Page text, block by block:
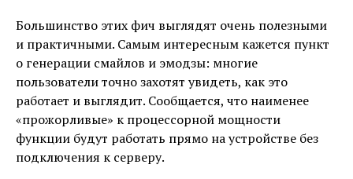
Большинство этих фич выглядят очень полезными
и практичными. Самым интересным кажется пункт
о генерации смайлов и эмодзы: многие
пользователи точно захотят увидеть, как это
работает и выглядит. Сообщается, что наименее
«прожорливые» к процессорной мощности
функции будут работать прямо на устройстве без
подключения к серверу.